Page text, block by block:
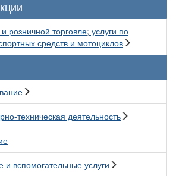
розничной торговле; услуги по
средств и мотоциклов
техническая деятельность
вспомогательные услуги